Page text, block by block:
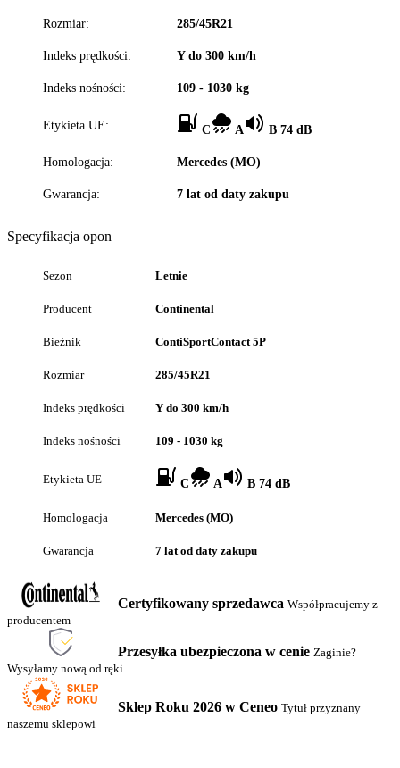
Rozmiar: 285/45R21
Indeks prędkości: Y do 300 km/h
Indeks nośności: 109 - 1030 kg
Etykieta UE: C A B 74 dB
Homologacja: Mercedes (MO)
Gwarancja: 7 lat od daty zakupu
Specyfikacja opon
Sezon Letnie
Producent Continental
Bieżnik ContiSportContact 5P
Rozmiar 285/45R21
Indeks prędkości Y do 300 km/h
Indeks nośności 109 - 1030 kg
Etykieta UE C A B 74 dB
Homologacja Mercedes (MO)
Gwarancja 7 lat od daty zakupu
Certyfikowany sprzedawca Współpracujemy z
producentem
Przesyłka ubezpieczona w cenie Zaginie?
Wysyłamy nową od ręki
Sklep Roku 2026 w Ceneo Tytuł przyznany
naszemu sklepowi